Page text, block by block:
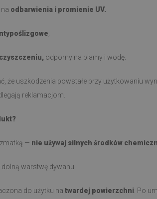
odbarwienia i promienie UV.
;
czyszczeniu, odporny na plamy i wodę.
że uszkodzenia powstałe przy użytkowaniu
reklamacjom.
— nie używaj silnych środków
dolną warstwę dywanu.
do użytku na twardej powierzchni . Po